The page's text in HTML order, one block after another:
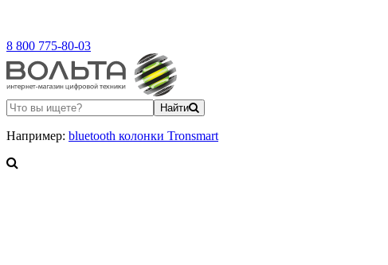
8 800 775-80-03
Найти
Например: bluetooth колонки Tronsmart